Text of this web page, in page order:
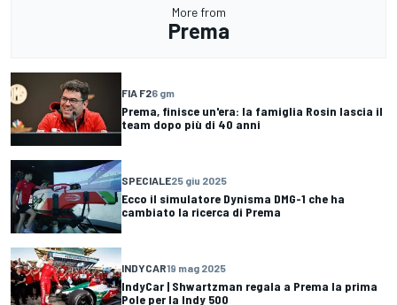
More from
Prema
FIA F26 gm
Prema, finisce un'era: la famiglia Rosin lascia il
team dopo più di 40 anni
SPECIALE25 giu 2025
Ecco il simulatore Dynisma DMG-1 che ha
cambiato la ricerca di Prema
INDYCAR19 mag 2025
IndyCar | Shwartzman regala a Prema la prima
Pole per la Indy 500